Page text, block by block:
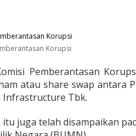
Korupsi
Pemberantasan
atau share swap antara
Infrastructure Tbk.
itu juga telah disampaikan